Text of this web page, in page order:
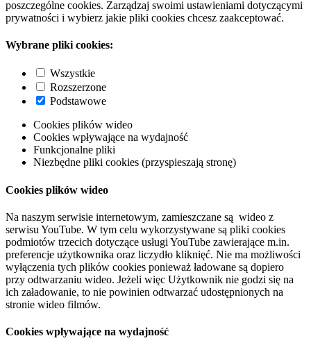
poszczególne cookies. Zarządzaj swoimi ustawieniami dotyczącymi
prywatności i wybierz jakie pliki cookies chcesz zaakceptować.
Wybrane pliki cookies:
Wszystkie
Rozszerzone
Podstawowe
Cookies plików wideo
Cookies wpływające na wydajność
Funkcjonalne pliki
Niezbędne pliki cookies (przyspieszają stronę)
Cookies plików wideo
Na naszym serwisie internetowym, zamieszczane są wideo z
serwisu YouTube. W tym celu wykorzystywane są pliki cookies
podmiotów trzecich dotyczące usługi YouTube zawierające m.in.
preferencje użytkownika oraz liczydło kliknięć. Nie ma możliwości
wyłączenia tych plików cookies ponieważ ładowane są dopiero
przy odtwarzaniu wideo. Jeżeli więc Użytkownik nie godzi się na
ich załadowanie, to nie powinien odtwarzać udostępnionych na
stronie wideo filmów.
Cookies wpływające na wydajność